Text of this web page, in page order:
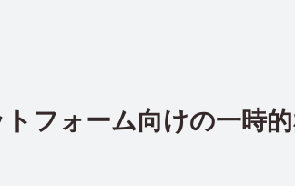
フォーム向けの一時